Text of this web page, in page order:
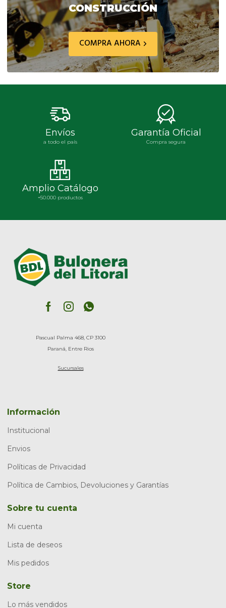
CONSTRUCCIÓN
COMPRA AHORA
Envíos
a todo el país
Garantía Oficial
Compra segura
Amplio Catálogo
+50.000 productos
Pascual Palma 468, CP 3100
Paraná, Entre Rios
Sucursales
Información
Institucional
Envios
Políticas de Privacidad
Política de Cambios, Devoluciones y Garantías
Sobre tu cuenta
Mi cuenta
Lista de deseos
Mis pedidos
Store
Lo más vendidos